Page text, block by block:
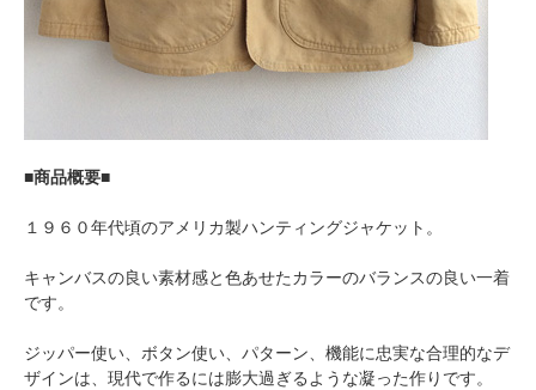
■商品概要■
１９６０年代頃のアメリカ製ハンティングジャケット。
キャンバスの良い素材感と色あせたカラーのバランスの良い一着
です。
ジッパー使い、ボタン使い、パターン、機能に忠実な合理的なデ
ザインは、現代で作るには膨大過ぎるような凝った作りです。